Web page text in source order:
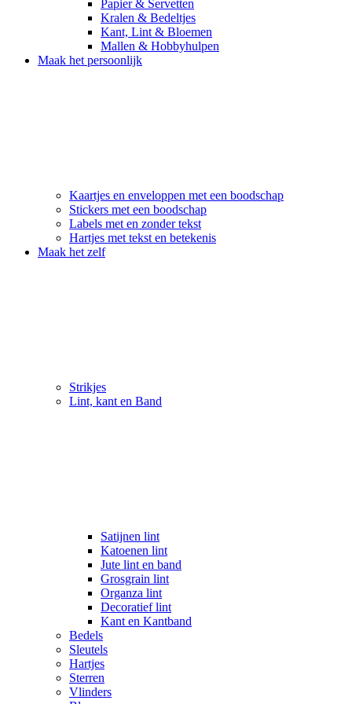
Papier & Servetten
Kralen & Bedeltjes
Kant, Lint & Bloemen
Mallen & Hobbyhulpen
Maak het persoonlijk
Kaartjes en enveloppen met een boodschap
Stickers met een boodschap
Labels met en zonder tekst
Hartjes met tekst en betekenis
Maak het zelf
Strikjes
Lint, kant en Band
Satijnen lint
Katoenen lint
Jute lint en band
Grosgrain lint
Organza lint
Decoratief lint
Kant en Kantband
Bedels
Sleutels
Hartjes
Sterren
Vlinders